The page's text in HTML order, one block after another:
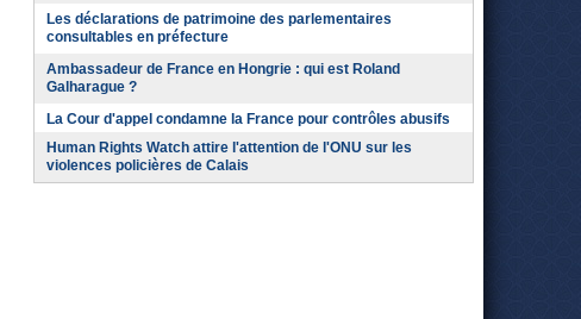
Les déclarations de patrimoine des parlementaires
consultables en préfecture
Ambassadeur de France en Hongrie : qui est Roland
Galharague ?
La Cour d'appel condamne la France pour contrôles abusifs
Human Rights Watch attire l'attention de l'ONU sur les
violences policières de Calais